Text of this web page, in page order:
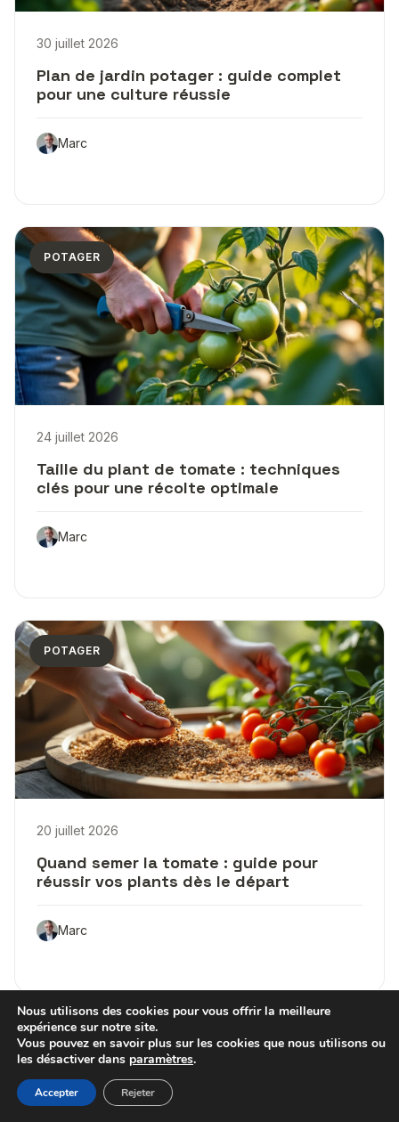
30 juillet 2026
Plan de jardin potager : guide complet
pour une culture réussie
Marc
POTAGER
24 juillet 2026
Taille du plant de tomate : techniques
clés pour une récolte optimale
Marc
POTAGER
20 juillet 2026
Quand semer la tomate : guide pour
réussir vos plants dès le départ
Marc
Nous utilisons des cookies pour vous offrir la meilleure
expérience sur notre site.
Vous pouvez en savoir plus sur les cookies que nous utilisons ou
les désactiver dans paramètres.
Accepter Rejeter